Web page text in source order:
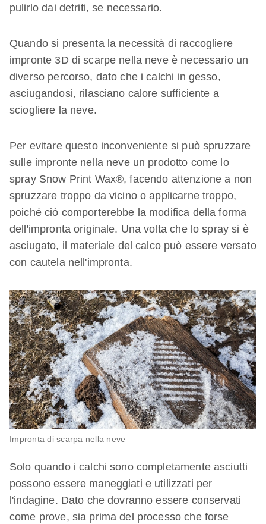
pulirlo dai detriti, se necessario.
Quando si presenta la necessità di raccogliere
impronte 3D di scarpe nella neve è necessario un
diverso percorso, dato che i calchi in gesso,
asciugandosi, rilasciano calore sufficiente a
sciogliere la neve.
Per evitare questo inconveniente si può spruzzare
sulle impronte nella neve un prodotto come lo
spray Snow Print Wax®, facendo attenzione a non
spruzzare troppo da vicino o applicarne troppo,
poiché ciò comporterebbe la modifica della forma
dell'impronta originale. Una volta che lo spray si è
asciugato, il materiale del calco può essere versato
con cautela nell'impronta.
Impronta di scarpa nella neve
Solo quando i calchi sono completamente asciutti
possono essere maneggiati e utilizzati per
l'indagine. Dato che dovranno essere conservati
come prove, sia prima del processo che forse